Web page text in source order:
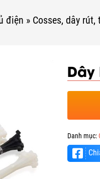
điện » Cosses, dây
Dây
Danh mục: